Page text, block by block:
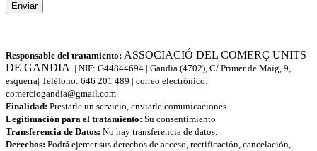
Responsable del tratamiento: ASSOCIACIÓ DEL COMERÇ UNITS
DE GANDIA . | NIF: G44844694 | Gandia (4702), C/ Primer de Maig, 9,
esquerra| Teléfono: 646 201 489 | correo electrónico:
comerciogandia@gmail.com
Finalidad: Prestarle un servicio, enviarle comunicaciones.
Legitimación para el tratamiento: Su consentimiento
Transferencia de Datos: No hay transferencia de datos.
Derechos: Podrá ejercer sus derechos de acceso, rectificación, cancelación,